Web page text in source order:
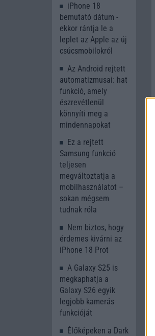
iPhone 18
bemutató dátum -
ekkor rántja le a
leplet az Apple az új
csúcsmobilokról
Az Android rejtett
automatizmusai: hat
funkció, amely
észrevétlenül
könnyíti meg a
mindennapokat
Ez a rejtett
Samsung funkció
teljesen
megváltoztatja a
mobilhasználatot –
sokan mégsem
tudnak róla
Nem biztos, hogy
érdemes kivárni az
iPhone 18 Prot
A Galaxy S25 is
megkaphatja a
Galaxy S26 egyik
legjobb kamerás
funkcióját
Élőképeken a Dark